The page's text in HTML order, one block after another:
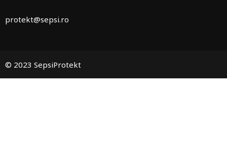
protekt@sepsi.ro
© 2023 SepsiProtekt